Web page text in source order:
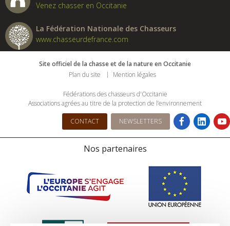
Venez chasser en Occitanie
La Fédération Nationale des Chasseurs
www.chasseurdefrance.com
Site officiel de la chasse et de la nature en Occitanie
Plan du site
Mention légales
Fédérations des chasseurs d'Occitanie
Associations agrées au titre de la protection de l’environnement
CONTACT NEWSLETTERS
Nos partenaires